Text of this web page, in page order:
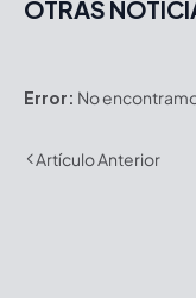
OTRAS
Error: No
Artículo Anterior